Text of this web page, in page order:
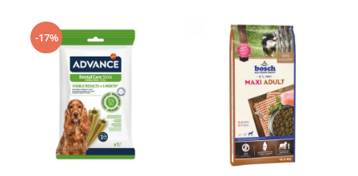
-17%